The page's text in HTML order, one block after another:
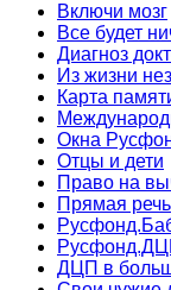
Включи мозг
Все будет
Диагноз
Из жизни
Карта
Окна
Отцы и дети
Право на
Прямая речь
ДЦП в